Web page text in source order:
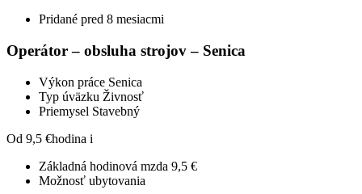
Pridané pred 8 mesiacmi
Operátor – obsluha strojov – Senica
Výkon práce Senica
Typ úväzku Živnosť
Priemysel Stavebný
Od 9,5 €hodina i
Základná hodinová mzda 9,5 €
Možnosť ubytovania